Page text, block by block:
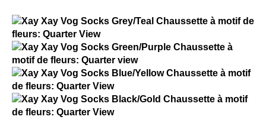
Xay Xay Vog Socks
Xay Xay Vog Socks
Xay Xay Vog Socks